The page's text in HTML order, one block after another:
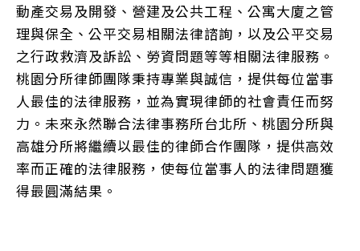
動產交易及開發、營建及公共工程、公寓大廈之管
理與保全、公平交易相關法律諮詢，以及公平交易
之行政救濟及訴訟、勞資問題等等相關法律服務。
桃園分所律師團隊秉持專業與誠信，提供每位當事
人最佳的法律服務，並為實現律師的社會責任而努
力。未來永然聯合法律事務所台北所、桃園分所與
高雄分所將繼續以最佳的律師合作團隊，提供高效
率而正確的法律服務，使每位當事人的法律問題獲
得最圓滿結果。